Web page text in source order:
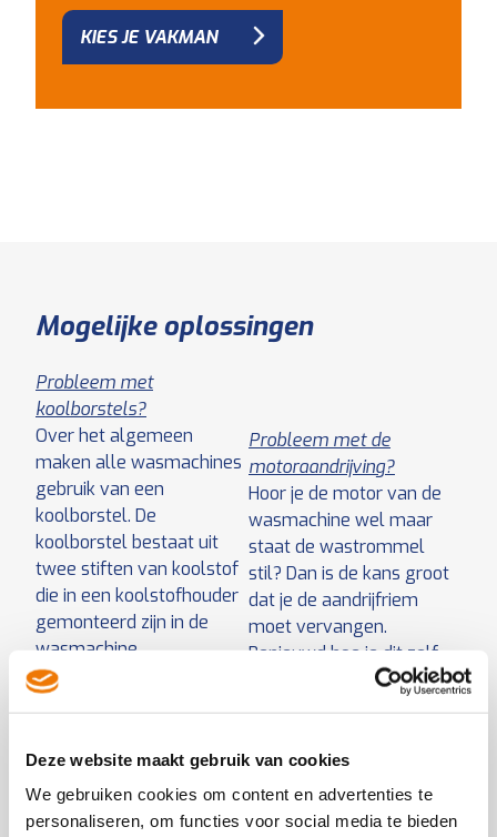
Deze website maakt gebruik van cookies
We gebruiken cookies om content en advertenties te
personaliseren, om functies voor social media te bieden
KIES JE VAKMAN
Mogelijke oplossingen
Probleem met
koolborstels?
Over het algemeen
maken alle wasmachines
gebruik van een
koolborstel. De
koolborstel bestaat uit
twee stiften van koolstof
die in een koolstofhouder
gemonteerd zijn in de
wasmachine.
Als de wasmachine water
de koolborstel versleten
op kunt lossen? Wij
Probleem met de
motoraandrijving?
Hoor je de motor van de
wasmachine wel maar
staat de wastrommel
stil? Dan is de kans groot
dat je de aandrijfriem
moet vervangen.
Benieuwd hoe je dit zelf
op kunt lossen? Wij
Let op!Haal eerst de
stekker uit het
stopcontact en draai de